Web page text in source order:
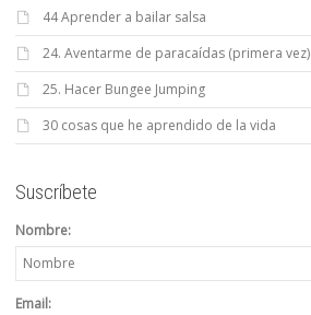
44 Aprender a bailar salsa
24. Aventarme de paracaídas (primera vez)
25. Hacer Bungee Jumping
30 cosas que he aprendido de la vida
Suscríbete
Nombre:
Email: